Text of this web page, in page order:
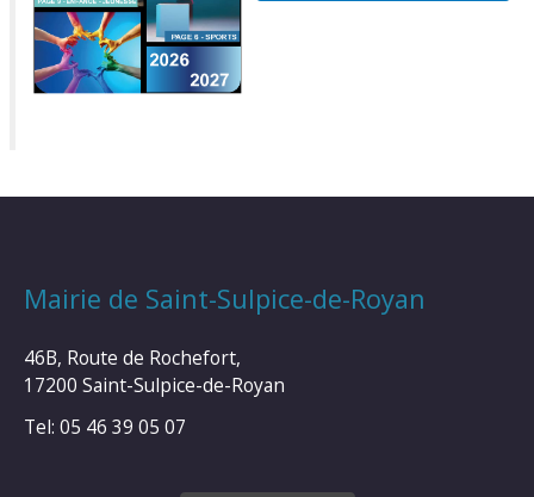
Mairie de Saint-Sulpice-de-Royan
46B, Route de Rochefort,
17200 Saint-Sulpice-de-Royan
Tel: 05 46 39 05 07